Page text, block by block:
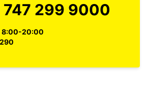
747 299 9000
8:00-20:00